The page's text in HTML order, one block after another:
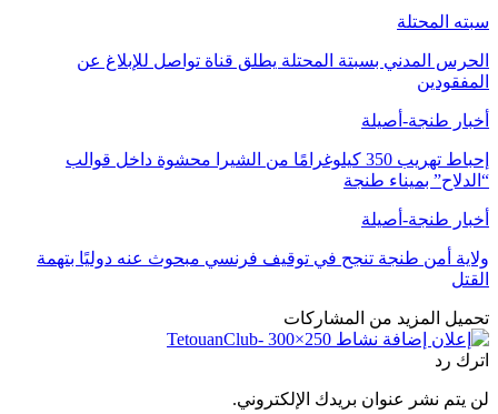
سبته المحتلة
الحرس المدني بسبتة المحتلة يطلق قناة تواصل للإبلاغ عن
المفقودين
أخبار طنجة-أصيلة
إحباط تهريب 350 كيلوغرامًا من الشيرا محشوة داخل قوالب
“الدلاح” بميناء طنجة
أخبار طنجة-أصيلة
ولاية أمن طنجة تنجح في توقيف فرنسي مبحوث عنه دوليًا بتهمة
القتل
تحميل المزيد من المشاركات
اترك رد
لن يتم نشر عنوان بريدك الإلكتروني.